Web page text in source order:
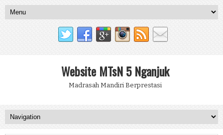
Website MTsN 5 Nganjuk
Madrasah Mandiri Berprestasi